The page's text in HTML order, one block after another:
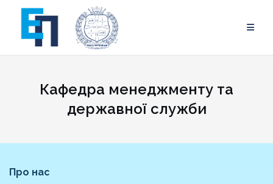
content
Кафедра менеджменту та
державної служби
Про нас